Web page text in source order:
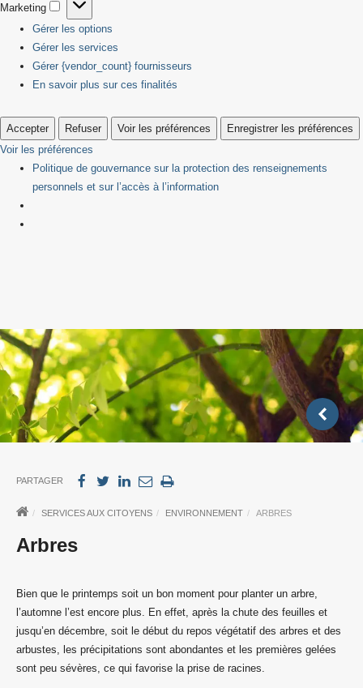
Marketing
Marketing
Gérer les options
Gérer les services
Gérer {vendor_count} fournisseurs
En savoir plus sur ces finalités
Accepter Refuser Voir les préférences
Enregistrer les préférences
Voir les préférences
Politique de gouvernance sur la protection des renseignements
personnels et sur l’accès à l’information
PARTAGER
SERVICES AUX CITOYENS ENVIRONNEMENT ARBRES
Arbres
Bien que le printemps soit un bon moment pour planter un arbre,
l’automne l’est encore plus. En effet, après la chute des feuilles et
jusqu’en décembre, soit le début du repos végétatif des arbres et des
arbustes, les précipitations sont abondantes et les premières gelées
sont peu sévères, ce qui favorise la prise de racines.